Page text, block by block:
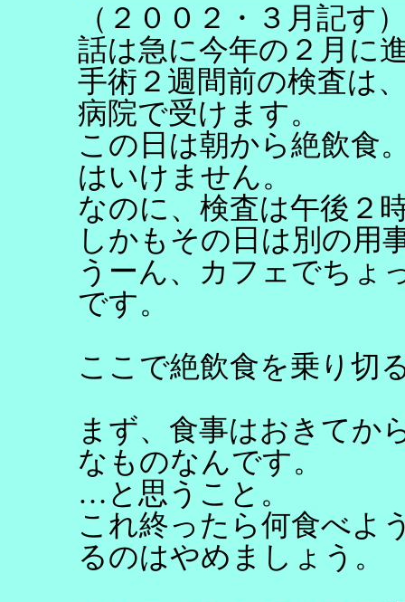
（２００２・３月記す
話は急に今年の２月に
手術２週間前の検査は
病院で受けます。
この日は朝から絶飲食
はいけません。
なのに、検査は午後２
しかもその日は別の用
うーん、カフェでちょ
です。
ここで絶飲食を乗り切
まず、食事はおきてか
なものなんです。
…と思うこと。
これ終ったら何食べよ
るのはやめましょう。